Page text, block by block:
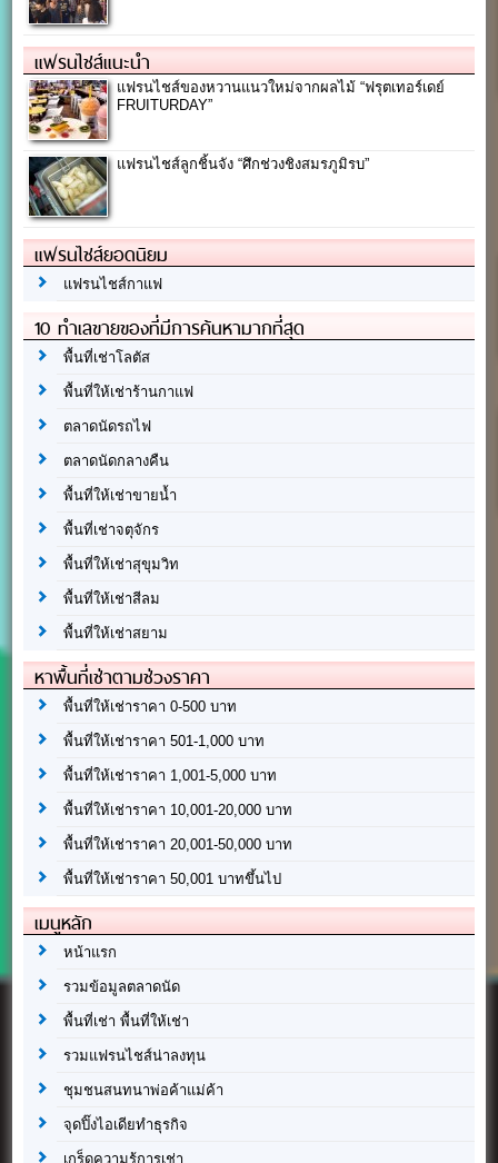
แฟรนไชส์แนะนำ
แฟรนไชส์ของหวานแนวใหม่จากผลไม้ “ฟรุตเทอร์เดย์
FRUITURDAY”
แฟรนไชส์ลูกชิ้นจัง “ศึกช่วงชิงสมรภูมิรบ”
แฟรนไชส์ยอดนิยม
แฟรนไชส์กาแฟ
10 ทำเลขายของที่มีการค้นหามากที่สุด
พื้นที่เช่าโลตัส
พื้นที่ให้เช่าร้านกาแฟ
ตลาดนัดรถไฟ
ตลาดนัดกลางคืน
พื้นที่ให้เช่าขายน้ำ
พื้นที่เช่าจตุจักร
พื้นที่ให้เช่าสุขุมวิท
พื้นที่ให้เช่าสีลม
พื้นที่ให้เช่าสยาม
หาพื้นที่เช่าตามช่วงราคา
พื้นที่ให้เช่าราคา 0-500 บาท
พื้นที่ให้เช่าราคา 501-1,000 บาท
พื้นที่ให้เช่าราคา 1,001-5,000 บาท
พื้นที่ให้เช่าราคา 10,001-20,000 บาท
พื้นที่ให้เช่าราคา 20,001-50,000 บาท
พื้นที่ให้เช่าราคา 50,001 บาทขึ้นไป
เมนูหลัก
หน้าแรก
รวมข้อมูลตลาดนัด
พื้นที่เช่า พื้นที่ให้เช่า
รวมแฟรนไชส์น่าลงทุน
ชุมชนสนทนาพ่อค้าแม่ค้า
จุดปิ๊งไอเดียทำธุรกิจ
เกร็ดความรู้การเช่า